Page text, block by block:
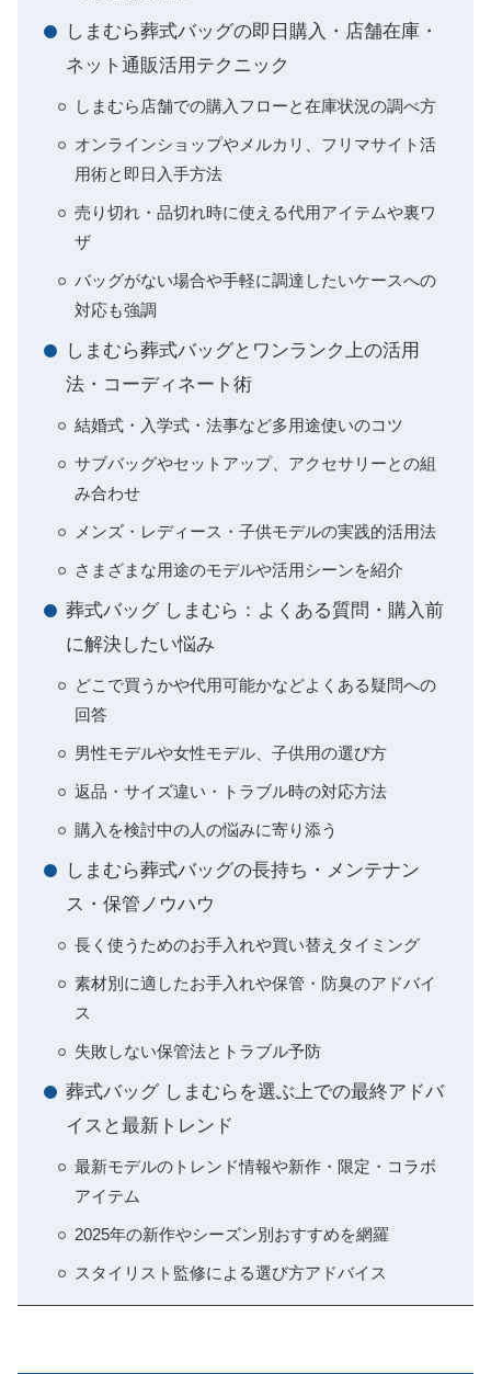
しまむら葬式バッグの即日購入・店舗在庫・
ネット通販活用テクニック
しまむら店舗での購入フローと在庫状況の調べ方
オンラインショップやメルカリ、フリマサイト活
用術と即日入手方法
売り切れ・品切れ時に使える代用アイテムや裏ワ
ザ
バッグがない場合や手軽に調達したいケースへの
対応も強調
しまむら葬式バッグとワンランク上の活用
法・コーディネート術
結婚式・入学式・法事など多用途使いのコツ
サブバッグやセットアップ、アクセサリーとの組
み合わせ
メンズ・レディース・子供モデルの実践的活用法
さまざまな用途のモデルや活用シーンを紹介
葬式バッグ しまむら：よくある質問・購入前
に解決したい悩み
どこで買うかや代用可能かなどよくある疑問への
回答
男性モデルや女性モデル、子供用の選び方
返品・サイズ違い・トラブル時の対応方法
購入を検討中の人の悩みに寄り添う
しまむら葬式バッグの長持ち・メンテナン
ス・保管ノウハウ
長く使うためのお手入れや買い替えタイミング
素材別に適したお手入れや保管・防臭のアドバイ
ス
失敗しない保管法とトラブル予防
葬式バッグ しまむらを選ぶ上での最終アドバ
イスと最新トレンド
最新モデルのトレンド情報や新作・限定・コラボ
アイテム
2025年の新作やシーズン別おすすめを網羅
スタイリスト監修による選び方アドバイス